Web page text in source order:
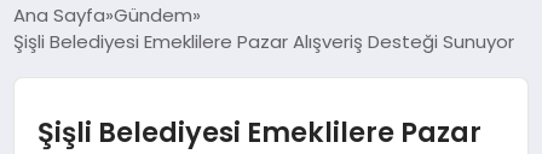
TEKNOLOJI
EKONOMI
Ana Sayfa Gündem
Şişli Belediyesi Emeklilere Pazar Alışveriş Desteği Sunuyor
Şişli Belediyesi Emeklilere Pazar